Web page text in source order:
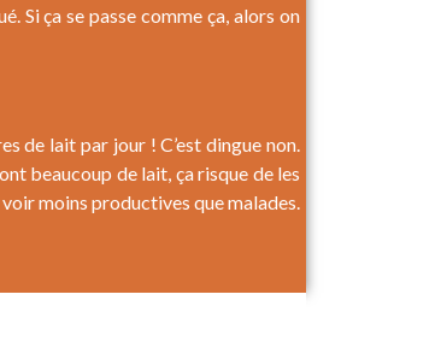
Si ça se passe comme ça, alors on
de lait par jour ! C’est dingue non.
beaucoup de lait, ça risque de les
moins productives que malades.